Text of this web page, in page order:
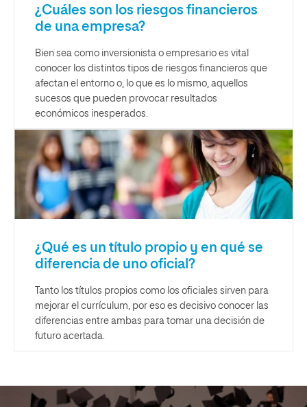
¿Cuáles son los riesgos financieros
de una empresa?
Bien sea como inversionista o empresario es vital
conocer los distintos tipos de riesgos financieros que
afectan el entorno o, lo que es lo mismo, aquellos
sucesos que pueden provocar resultados
económicos inesperados.
¿Qué es un título propio y en qué se
diferencia de uno oficial?
Tanto los títulos propios como los oficiales sirven para
mejorar el currículum, por eso es decisivo conocer las
diferencias entre ambas para tomar una decisión de
futuro acertada.